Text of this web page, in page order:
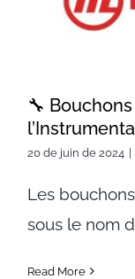
🔧
20 de juin de 2024
Les
sous le nom
Read More